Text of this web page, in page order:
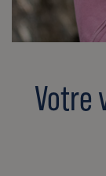
Votre